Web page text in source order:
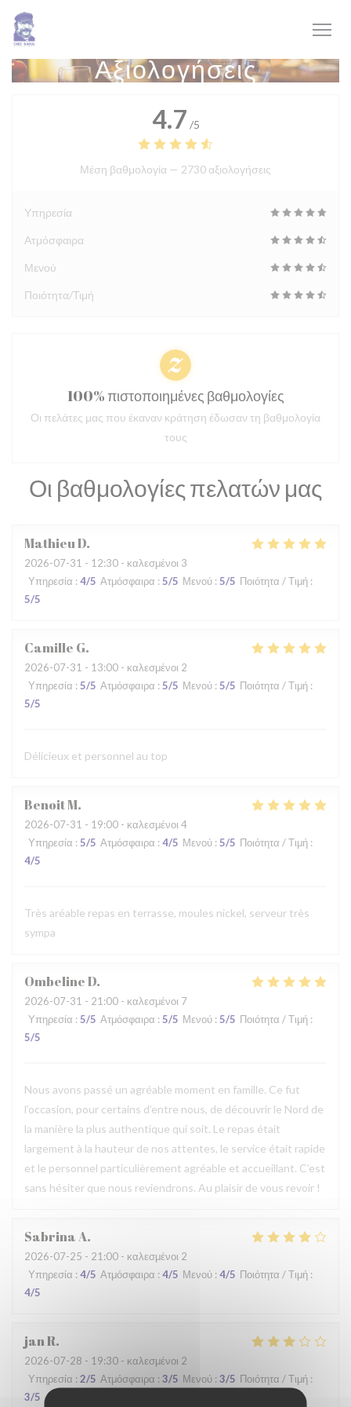
Πίνακας διαχείρισης "Μπισκότων" (Cookies)
Αξιολογήσεις
Οι βαθμολογίες πελατών μας
MathieuD
2026-07-31 - 12:30 - καλεσμένοι 3
Υπηρεσία : 4/5 Ατμόσφαιρα : 5/5 Μενού : 5/5 Ποιότητα / Τιμή :
5/5
Camille G
2026-07-31 - 13:00 - καλεσμένοι 2
Υπηρεσία : 5/5 Ατμόσφαιρα : 5/5 Μενού : 5/5 Ποιότητα / Τιμή :
5/5
Délicieux et personnel au top
BenoitM
2026-07-31 - 19:00 - καλεσμένοι 4
Υπηρεσία : 5/5 Ατμόσφαιρα : 4/5 Μενού : 5/5 Ποιότητα / Τιμή :
4/5
Très aréable repas en terrasse, moules nickel, serveur très
sympa
OmbelineD
2026-07-31 - 21:00 - καλεσμένοι 7
Υπηρεσία : 5/5 Ατμόσφαιρα : 5/5 Μενού : 5/5 Ποιότητα / Τιμή :
5/5
Nous avons passé un agréable moment en famille. Ce fut
l’occasion, pour certains d’entre nous, de découvrir le Nord de
la manière la plus authentique qui soit. Le repas était
largement à la hauteur de nos attentes, le service était rapide
et le personnel particulièrement agréable et accueillant. C’est
sans hésiter que nous reviendrons. Au plaisir de vous revoir !
SabrinaA
2026-07-25 - 21:00 - καλεσμένοι 2
Υπηρεσία : 4/5 Ατμόσφαιρα : 4/5 Μενού : 4/5 Ποιότητα / Τιμή :
4/5
janR
2026-07-28 - 19:30 - καλεσμένοι 2
Υπηρεσία : 2/5 Ατμόσφαιρα : 3/5 Μενού : 3/5 Ποιότητα / Τιμή :
3/5
4.7 /5
Μέση βαθμολογία — 2730 αξιολογήσεις
Υπηρεσία
Ατμόσφαιρα
Μενού
Ποιότητα/Τιμή
100% πιστοποιημένες βαθμολογίες
Οι πελάτες μας που έκαναν κράτηση έδωσαν τη βαθμολογία
τους